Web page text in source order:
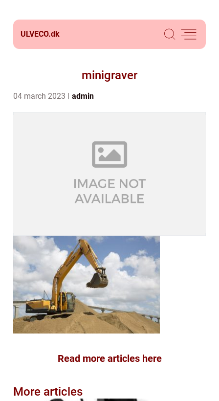
ULVECO.dk
minigraver
04 march 2023 admin
Read more articles here
More articles